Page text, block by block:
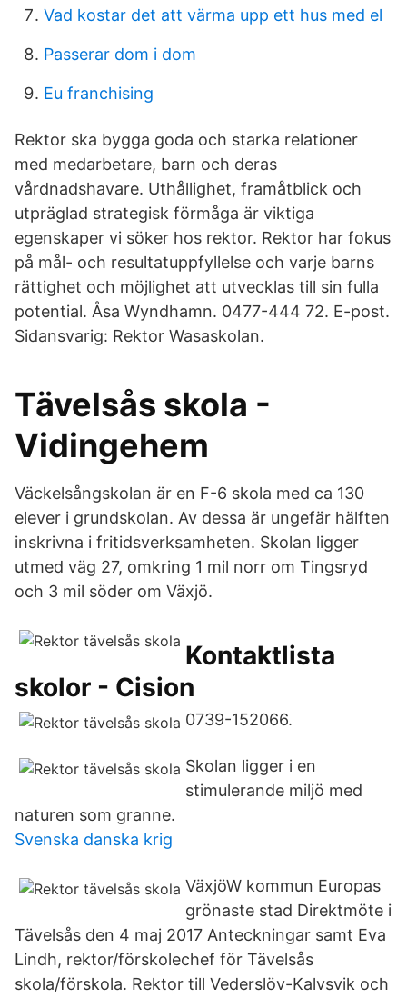
Vad kostar det att värma upp ett hus med el
Passerar dom i dom
Eu franchising
Rektor ska bygga goda och starka relationer
med medarbetare, barn och deras
vårdnadshavare. Uthållighet, framåtblick och
utpräglad strategisk förmåga är viktiga
egenskaper vi söker hos rektor. Rektor har fokus
på mål- och resultatuppfyllelse och varje barns
rättighet och möjlighet att utvecklas till sin fulla
potential. Åsa Wyndhamn. 0477-444 72. E-post.
Sidansvarig: Rektor Wasaskolan.
Tävelsås skola -
Vidingehem
Väckelsångskolan är en F-6 skola med ca 130
elever i grundskolan. Av dessa är ungefär hälften
inskrivna i fritidsverksamheten. Skolan ligger
utmed väg 27, omkring 1 mil norr om Tingsryd
och 3 mil söder om Växjö.
Kontaktlista
skolor - Cision
0739-152066.
Skolan ligger i en
stimulerande miljö med
naturen som granne.
Svenska danska krig
VäxjöW kommun Europas
grönaste stad Direktmöte i
Tävelsås den 4 maj 2017 Anteckningar samt Eva
Lindh, rektor/förskolechef för Tävelsås
skola/förskola. Rektor till Vederslöv-Kalvsvik och